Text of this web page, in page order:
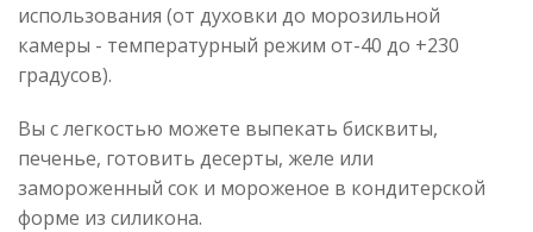
использования (от духовки до морозильной
камеры - температурный режим от-40 до +230
градусов).
Вы с легкостью можете выпекать бисквиты,
печенье, готовить десерты, желе или
замороженный сок и мороженое в кондитерской
форме из силикона.